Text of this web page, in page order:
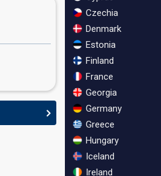
Czechia
Denmark
Estonia
Finland
France
Georgia
Germany
Greece
Hungary
Iceland
Ireland